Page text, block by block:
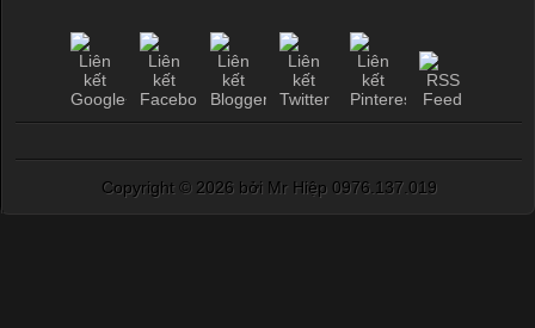
Copyright © 2026 bởi Mr Hiệp 0976.137.019